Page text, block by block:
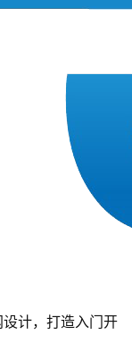
计，打造入门开